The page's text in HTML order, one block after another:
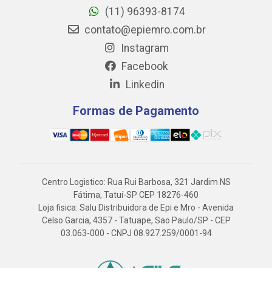
(11) 96393-8174
contato@epiemro.com.br
Instagram
Facebook
Linkedin
Formas de Pagamento
Centro Logistico: Rua Rui Barbosa, 321 Jardim NS
Fátima, Tatuí-SP CEP 18276-460
Loja fisica: Salu Distribuidora de Epi e Mro - Avenida
Celso Garcia, 4357 - Tatuape, Sao Paulo/SP - CEP
03.063-000 - CNPJ 08.927.259/0001-94